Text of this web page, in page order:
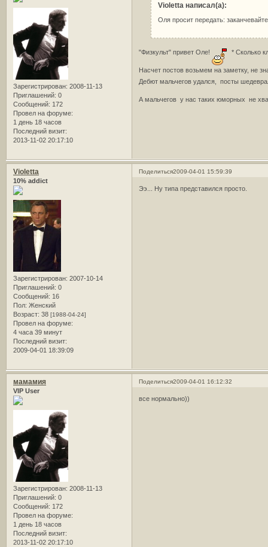
Зарегистрирован: 2008-11-13
Приглашений: 0
Сообщений: 172
Провел на форуме:
1 день 18 часов
Последний визит:
2013-11-02 20:17:10
Violetta написал(а):
Оля просит передать:
"Физкульт" привет Оле! * Сколько
Насчет постов возьмем на заметку, не
Дебют мальчегов удался, посты
А мальчегов у нас таких юморных не
Поделиться2009-04-01 15:59:39
Violetta
10% addict
Зарегистрирован: 2007-10-14
Приглашений: 0
Сообщений: 16
Пол: Женский
Возраст: 38 [1988-04-24]
Провел на форуме:
4 часа 39 минут
Последний визит:
2009-04-01 18:39:09
Ээ... Ну типа представился просто.
Поделиться2009-04-01 16:12:32
мамамия
VIP User
Зарегистрирован: 2008-11-13
Приглашений: 0
Сообщений: 172
Провел на форуме:
1 день 18 часов
Последний визит:
2013-11-02 20:17:10
все нормально))